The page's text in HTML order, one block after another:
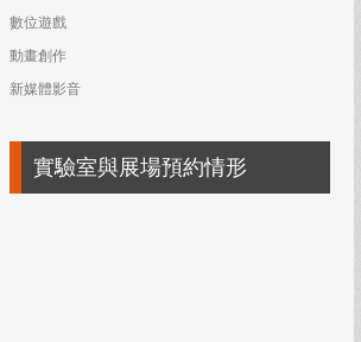
數位遊戲
動畫創作
新媒體影音
實驗室與展場預約情形